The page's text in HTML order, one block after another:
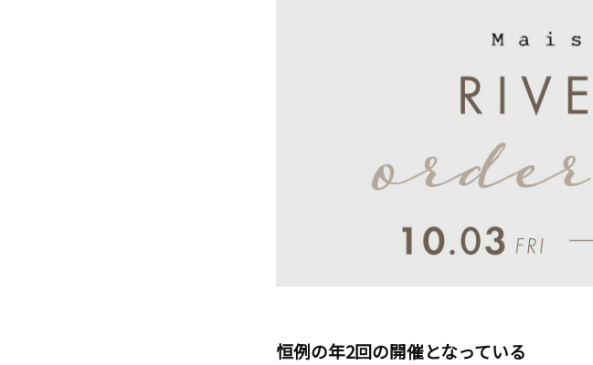
恒例の年2回の開催となっている